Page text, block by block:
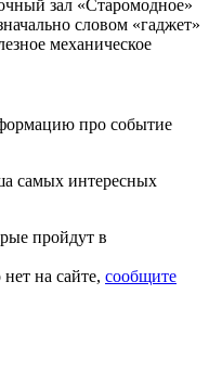
зал «Старомодное»
словом «гаджет»
механическое
про событие
самых интересных
пройдут в
на сайте, сообщите